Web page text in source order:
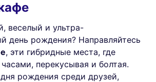
веселый и ультра-
день рождения? Направляйтесь
, эти гибридные места, где
перекусывая и болтая.
рождения среди друзей,